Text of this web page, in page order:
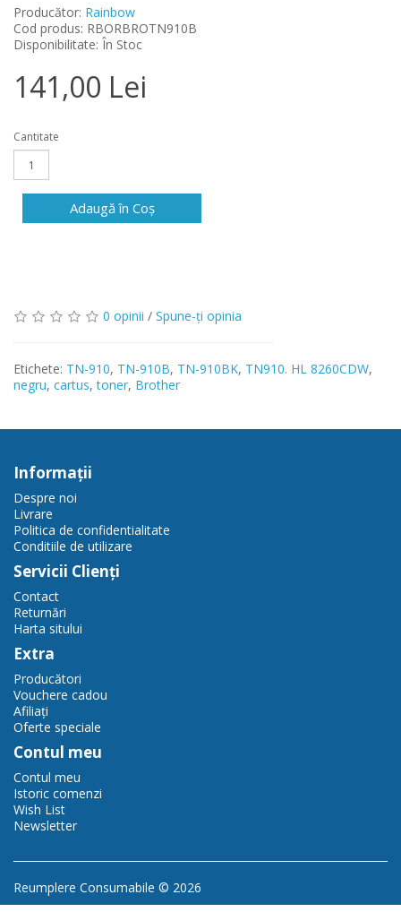
Producător: Rainbow
Cod produs: RBORBROTN910B
Disponibilitate: În Stoc
141,00 Lei
Cantitate
Adaugă în Coş
0 opinii / Spune-ţi opinia
Etichete: TN-910, TN-910B, TN-910BK, TN910. HL 8260CDW,
negru, cartus,toner, Brother
Informaţii
Despre noi
Livrare
Politica de confidentialitate
Conditiile de utilizare
Servicii Clienţi
Contact
Returnări
Harta sitului
Extra
Producători
Vouchere cadou
Afiliaţi
Oferte speciale
Contul meu
Contul meu
Istoric comenzi
Wish List
Newsletter
Reumplere Consumabile © 2026